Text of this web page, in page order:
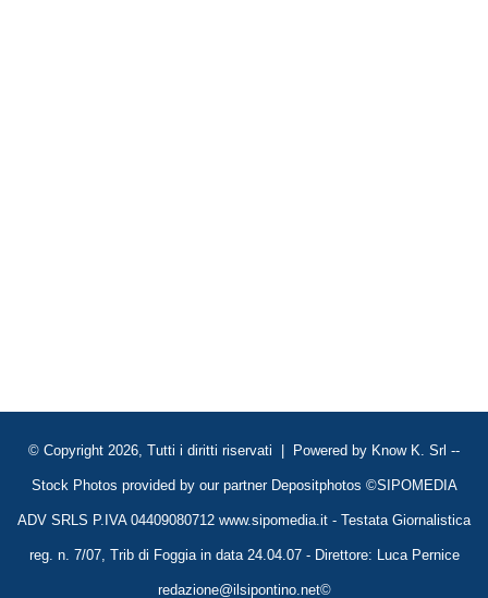
© Copyright 2026, Tutti i diritti riservati | Powered by Know K. Srl --
Stock Photos provided by our partner Depositphotos ©SIPOMEDIA
ADV SRLS P.IVA 04409080712 www.sipomedia.it - Testata Giornalistica
reg. n. 7/07, Trib di Foggia in data 24.04.07 - Direttore: Luca Pernice
redazione@ilsipontino.net©